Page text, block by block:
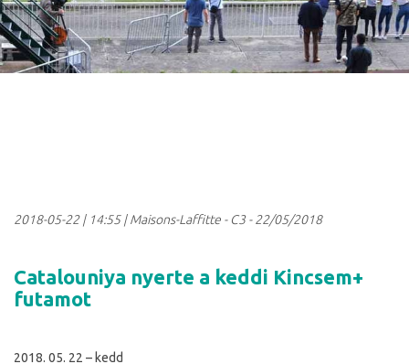
2018-05-22| 14:55| Maisons-Laffitte - C3 - 22/05/2018
Catalouniya nyerte a keddi Kincsem+
futamot
2018. 05. 22 – kedd